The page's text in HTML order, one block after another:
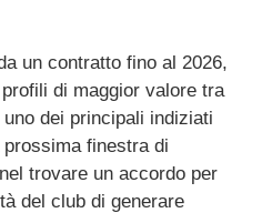
un contratto fino al 2026,
di maggior valore tra
dei principali indiziati
finestra di
trovare un accordo per
del club di generare